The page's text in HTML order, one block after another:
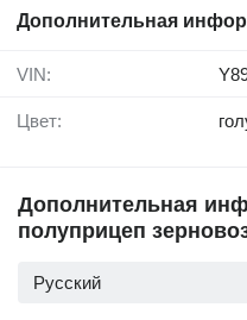
Дополнительная
VIN:
Цвет:
Дополнительная
полуприцеп
Русский